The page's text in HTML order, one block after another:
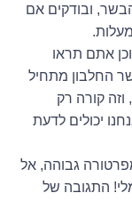
ובודקים אם
אתם תראו
החלבון מתחיל
וזה קורה רק
אז אנחנו יכולים לדעת
גבוהה, אל
התגובה של